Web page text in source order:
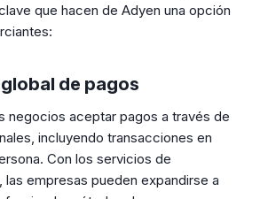
que hacen de Adyen una opción
de pagos
negocios aceptar pagos a través de
incluyendo transacciones en
Con los servicios de
las empresas pueden expandirse a